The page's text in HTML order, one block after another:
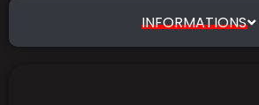
INFORMATIONS